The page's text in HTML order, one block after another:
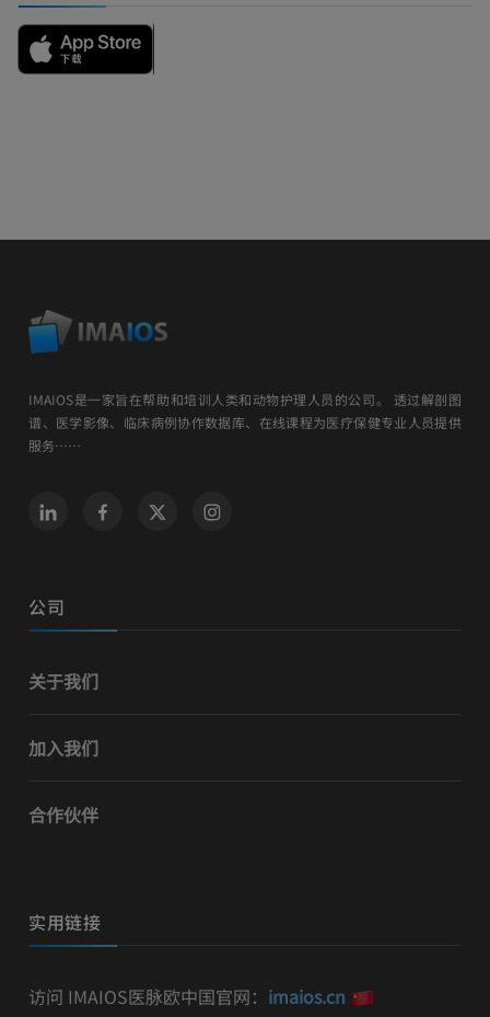
IMAIOS是一家旨在帮助和培训人类和动物护理人员的公司。 透过解剖图
谱、医学影像、临床病例协作数据库、在线课程为医疗保健专业人员提供
服务……
公司
关于我们
加入我们
合作伙伴
实用链接
访问 IMAIOS医脉欧中国官网： imaios.cn